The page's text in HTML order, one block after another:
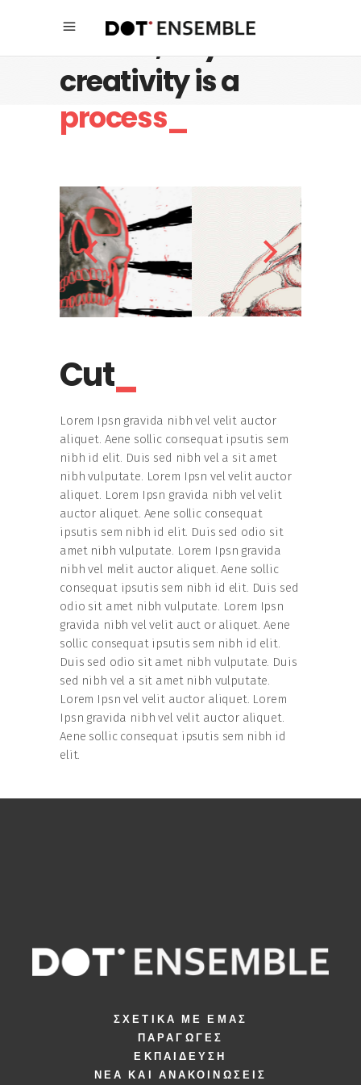
Believe, any
creativity is a
process_
Cut
Lorem Ipsn gravida nibh vel velit auctor
aliquet. Aene sollic consequat ipsutis sem
nibh id elit. Duis sed nibh vel a sit amet
nibh vulputate. Lorem Ipsn vel velit auctor
aliquet. Lorem Ipsn gravida nibh vel velit
auctor aliquet. Aene sollic consequat
ipsutis sem nibh id elit. Duis sed odio sit
amet nibh vulputate. Lorem Ipsn gravida
nibh vel melit auctor aliquet. Aene sollic
consequat ipsutis sem nibh id elit. Duis sed
odio sit amet nibh vulputate. Lorem Ipsn
gravida nibh vel velit auct or aliquet. Aene
sollic consequat ipsutis sem nibh id elit.
Duis sed odio sit amet nibh vulputate. Duis
sed nibh vel a sit amet nibh vulputate.
Lorem Ipsn vel velit auctor aliquet. Lorem
Ipsn gravida nibh vel velit auctor aliquet.
Aene sollic consequat ipsutis sem nibh id
elit.
ΣΧΕΤΙΚΆ ΜΕ ΕΜΆΣ
ΠΑΡΑΓΩΓΈΣ
ΕΚΠΑΊΔΕΥΣΗ
ΝΈΑ ΚΑΙ ΑΝΑΚΟΙΝΏΣΕΙΣ